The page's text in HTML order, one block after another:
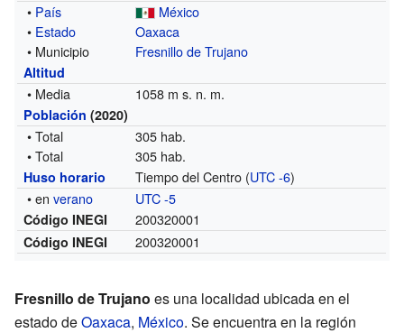
• País
México
• Estado
Oaxaca
• Municipio
Fresnillo de Trujano
Altitud
• Media 1058 m s. n. m.
Población (2020)
• Total
305 hab.
• Total
305 hab.
Huso horario Tiempo del Centro (UTC -6)
• enverano UTC -5
Código INEGI 200320001
Código INEGI 200320001
Fresnillo de Trujano es una localidad ubicada en el
estado deOaxaca, México. Se encuentra en la región